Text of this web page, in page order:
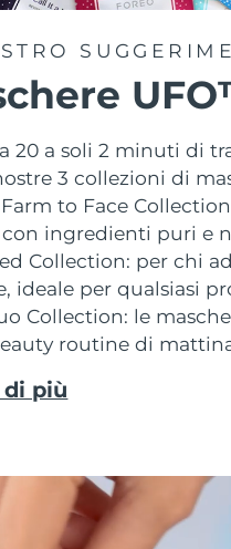
20 a soli 2 minuti di
3 collezioni di
Farm to Face
con ingredienti puri e
Collection: per chi
ideale per qualsiasi
Collection: le
routine di
di più